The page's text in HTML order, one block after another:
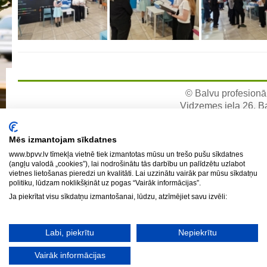
Aktualizētais pašvērtējuma ziņojums 2024
Aktualizētais pašvērtējuma ziņojums 2025
Biedrība
BPVV ciklogramma
Nolikums
Konvents
Latvijas Koks "Biedra sertifikāts"
Vispārējās izglītības programmas
Valsts aizsardzības mācību programma
© Balvu
Vidzemes iela 26,
Mēs izmantojam sīkdatnes
www.bpvv.lv tīmekļa vietnē tiek izmantotas mūsu un trešo pušu sīkdatnes
(angļu valodā „cookies”), lai nodrošinātu tās darbību un palīdzētu uzlabot
vietnes lietošanas pieredzi un kvalitāti. Lai uzzinātu vairāk par mūsu sīkdatņu
politiku, lūdzam noklikšķināt uz pogas “Vairāk informācijas”.
Ja piekrītat visu sīkdatņu izmantošanai, lūdzu, atzīmējiet savu izvēli:
Labi, piekrītu Nepiekrītu
Vairāk informācijas